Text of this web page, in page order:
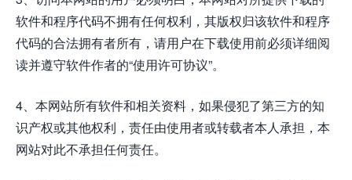
软件和程序代码不拥有任何权利，其版权归该软件和程序
代码的合法拥有者所有，请用户在下载使用前必须详细阅
读并遵守软件作者的“使用许可协议”。
4、本网站所有软件和相关资料，如果侵犯了第三方的知
识产权或其他权利，责任由使用者或转载者本人承担，本
网站对此不承担任何责任。